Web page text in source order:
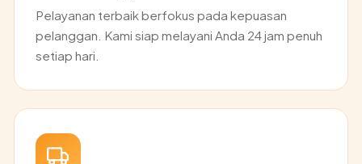
Pelayanan terbaik berfokus pada kepuasan
pelanggan. Kami siap melayani Anda 24 jam penuh
setiap hari.